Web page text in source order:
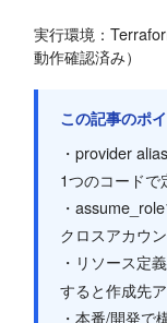
実行環境：
動作確認済み）
この記事のポ
・provider
1つのコードで
・
クロスアカウ
・リソース定
すると作成先
・本番/開発で